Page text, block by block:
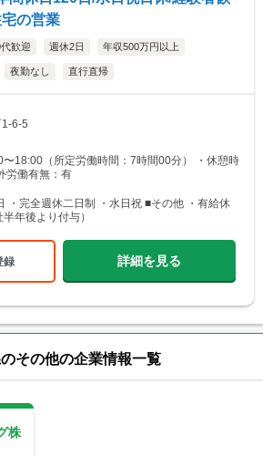
の営業
歓迎 週休2日 年収500万円以上
夜勤なし 直行直帰
6-5
18:00（所定労働時間：7時間00分） ・休憩時
労働有無：有
週休二日制 ・水日祝 ■その他 ・有給休
年後より付与）
録 詳細を見る
その他の企業情報一覧
株